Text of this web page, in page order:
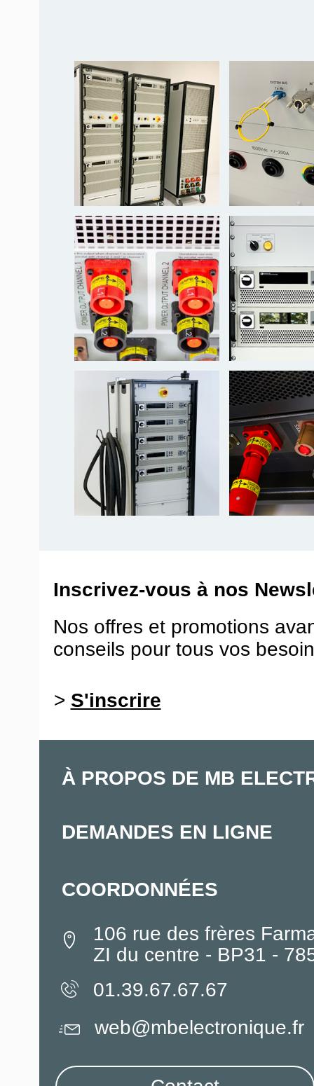
Inscrivez-vous à nos
Nos offres et promotions
conseils pour tous vos
> S'inscrire
À PROPOS DE MB
DEMANDES EN LIGNE
COORDONNÉES
106 rue des frères
ZI du centre - BP31 -
01.39.67.67.67
web@mbelectronique.fr